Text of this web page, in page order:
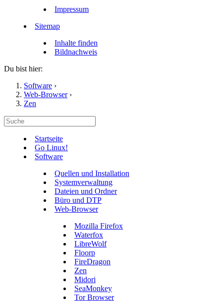
Impressum
Sitemap
Inhalte finden
Bildnachweis
Du bist hier:
Software ›
Web-Browser ›
Zen
Startseite
Go Linux!
Software
Quellen und Installation
Systemverwaltung
Dateien und Ordner
Büro und DTP
Web-Browser
Mozilla Firefox
Waterfox
LibreWolf
Floorp
FireDragon
Zen
Midori
SeaMonkey
Tor Browser